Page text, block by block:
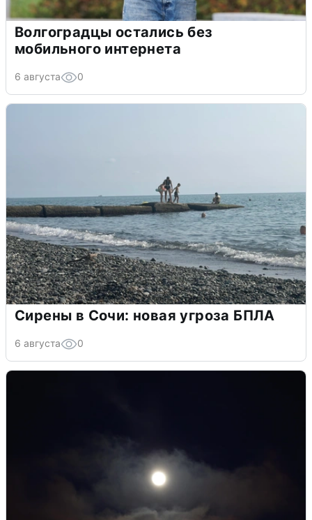
Волгоградцы остались без
мобильного интернета
6 августа 0
Сирены в Сочи: новая угроза БПЛА
6 августа 0